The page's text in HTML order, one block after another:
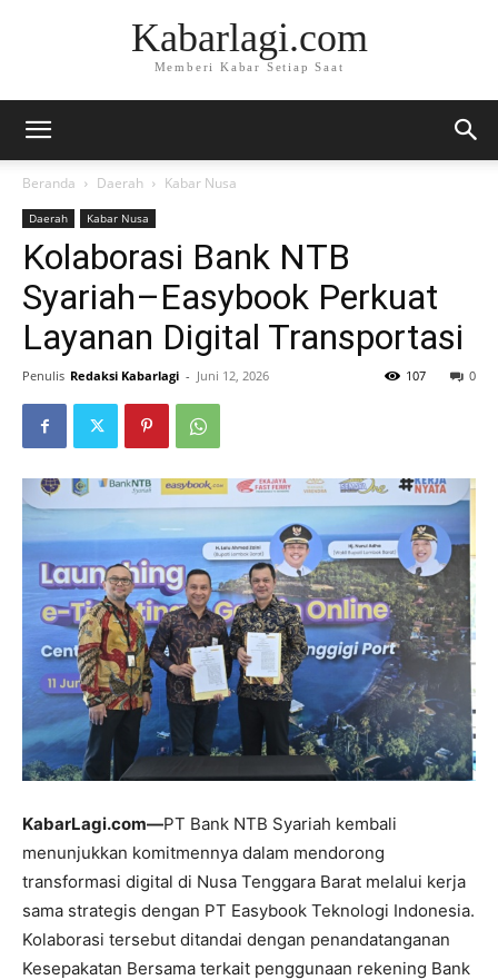
Kabarlagi.com
Memberi Kabar Setiap Saat
Beranda Daerah Kabar Nusa
Daerah Kabar Nusa
Kolaborasi Bank NTB
Syariah–Easybook Perkuat
Layanan Digital Transportasi
Penulis Redaksi Kabarlagi - Juni 12, 2026 0
107
KabarLagi.com—PT Bank NTB Syariah kembali
menunjukkan komitmennya dalam mendorong
transformasi digital di Nusa Tenggara Barat melalui kerja
sama strategis dengan PT Easybook Teknologi Indonesia.
Kolaborasi tersebut ditandai dengan penandatanganan
Kesepakatan Bersama terkait penggunaan rekening Bank